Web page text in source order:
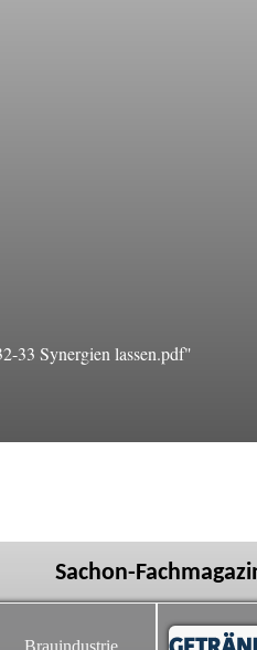
33 Synergien lassen.pdf"
Sachon-
Brauindustrie